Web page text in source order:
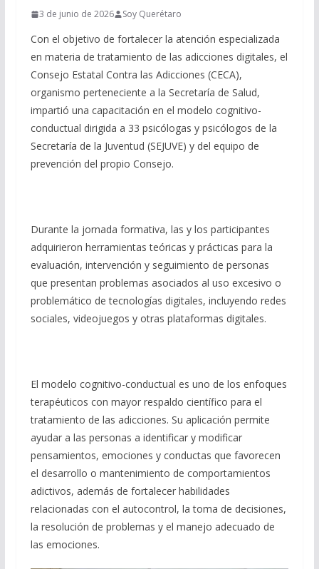
3 de junio de 2026 Soy Querétaro
Con el objetivo de fortalecer la atención especializada
en materia de tratamiento de las adicciones digitales, el
Consejo Estatal Contra las Adicciones (CECA),
organismo perteneciente a la Secretaría de Salud,
impartió una capacitación en el modelo cognitivo-
conductual dirigida a 33 psicólogas y psicólogos de la
Secretaría de la Juventud (SEJUVE) y del equipo de
prevención del propio Consejo.
Durante la jornada formativa, las y los participantes
adquirieron herramientas teóricas y prácticas para la
evaluación, intervención y seguimiento de personas
que presentan problemas asociados al uso excesivo o
problemático de tecnologías digitales, incluyendo redes
sociales, videojuegos y otras plataformas digitales.
El modelo cognitivo-conductual es uno de los enfoques
terapéuticos con mayor respaldo científico para el
tratamiento de las adicciones. Su aplicación permite
ayudar a las personas a identificar y modificar
pensamientos, emociones y conductas que favorecen
el desarrollo o mantenimiento de comportamientos
adictivos, además de fortalecer habilidades
relacionadas con el autocontrol, la toma de decisiones,
la resolución de problemas y el manejo adecuado de
las emociones.